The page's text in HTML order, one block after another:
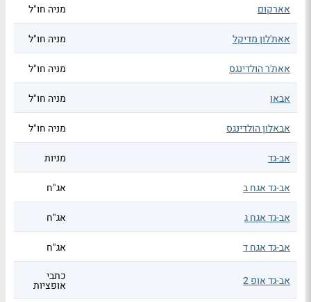
אארקום מניה חו"ל
אאת'לון מדיקל מניה חו"ל
אאת'ר הולדינגס מניה חו"ל
אבאו מניה חו"ל
אבאלון הולדינגס מניה חו"ל
אב-גד מניות
אב-גד אגח ב אג"ח
אב-גד אגח ג אג"ח
אב-גד אגח ד אג"ח
אב-גד אופ 2 כתבי
אופציות